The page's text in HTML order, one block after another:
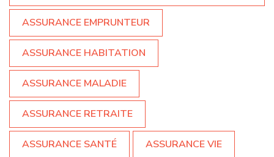
ASSURANCE EMPRUNTEUR
ASSURANCE HABITATION
ASSURANCE MALADIE
ASSURANCE RETRAITE
ASSURANCE SANTÉ ASSURANCE VIE